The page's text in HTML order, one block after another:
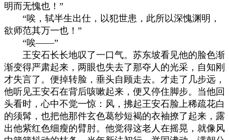
明而无愧也！”
“唉，轼半生出仕，以犯世患，此所以深愧渊明，
欲师范其万一也！”
“唉——”
王安石长长地叹了一口气。苏东坡看见他的脸色渐
渐变得严肃起来，两眼也失去了那夺人的光采，自知刚
才失言了。便掉转脸，垂头自顾走去。才走了几步远，
他听见王安石在背后咳嗽起来，便又停住脚步。当他回
头看时，心中不觉一惊：风，拂起王安石脸上稀疏花白
的须髯，也把他那件玄色葛纱短褐的衣袖撩了起来，露
出他紫红色细瘦的臂肘。他觉得这老人在摇晃，就像风